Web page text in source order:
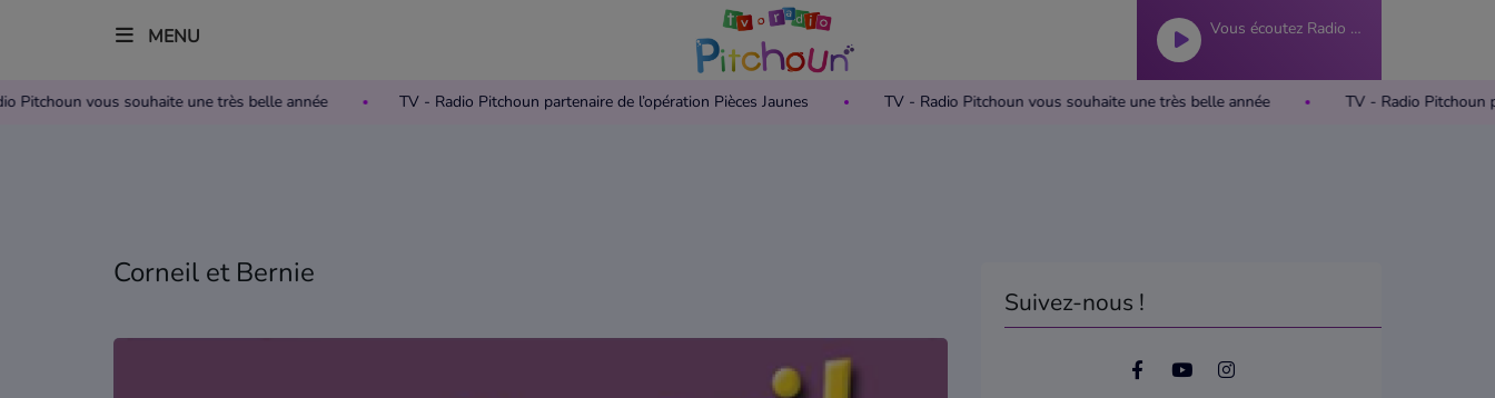
MENU Vous écoutez Radio Pitchoun
Radio Pitchoun vous souhaite une très belle année TV - Radio Pitchoun partenaire de l’opération Pièces Jaunes TV - Radio Pitchoun vous souhaite une très belle année TV - Radio
Où regarder TV Pitchoun ?
Corneil et Bernie
Suivez-nous !